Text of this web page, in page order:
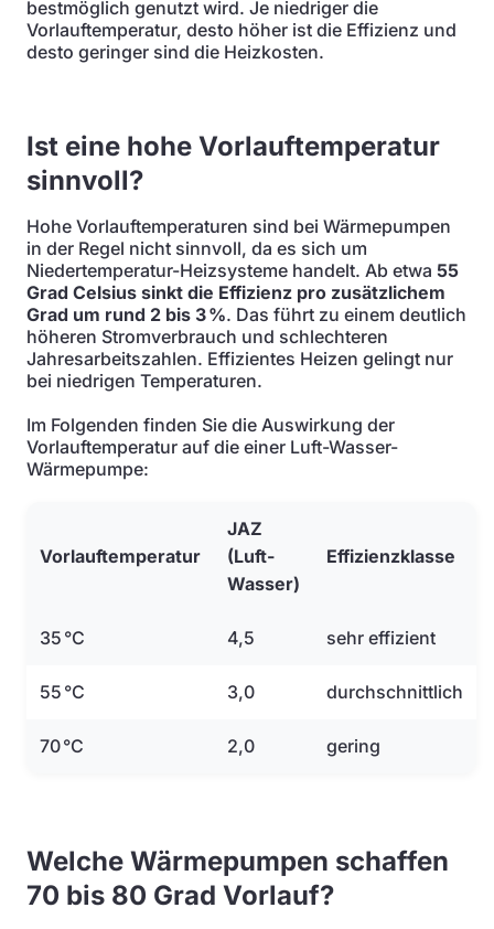
bestmöglich genutzt wird. Je niedriger die
Vorlauftemperatur, desto höher ist die Effizienz und
desto geringer sind die Heizkosten.
Ist eine hohe Vorlauftemperatur
sinnvoll?
Hohe Vorlauftemperaturen sind bei Wärmepumpen
in der Regel nicht sinnvoll, da es sich um
Niedertemperatur-Heizsysteme handelt. Ab etwa 55
Grad Celsius sinkt die Effizienz pro zusätzlichem
Grad um rund 2 bis 3 %. Das führt zu einem deutlich
höheren Stromverbrauch und schlechteren
Jahresarbeitszahlen. Effizientes Heizen gelingt nur
bei niedrigen Temperaturen.
Im Folgenden finden Sie die Auswirkung der
Vorlauftemperatur auf die einer Luft-Wasser-
Wärmepumpe:
Vorlauftemperatur
JAZ
(Luft-
Wasser)
Effizienzklasse
35 °C 4,5 sehr effizient
55 °C 3,0 durchschnittlich
70 °C 2,0 gering
Welche Wärmepumpen schaffen
70 bis 80 Grad Vorlauf?